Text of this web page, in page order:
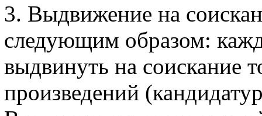
3. Выдвижение на
следующим образом:
выдвинуть на соискание
произведений